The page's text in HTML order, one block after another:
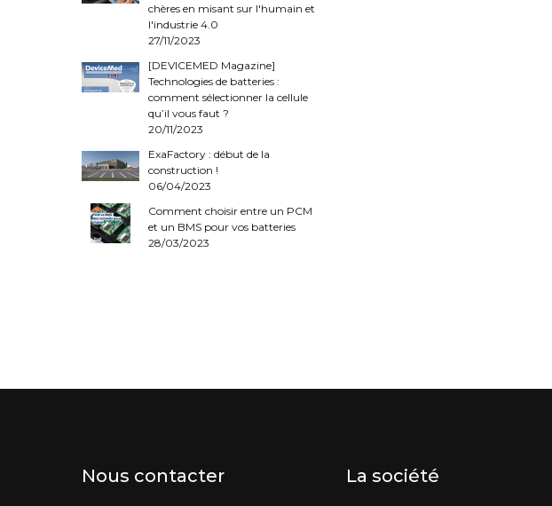
chères en misant sur l'humain et
l'industrie 4.0
27/11/2023
[DEVICEMED Magazine]
Technologies de batteries :
comment sélectionner la cellule
qu’il vous faut ?
20/11/2023
ExaFactory : début de la
construction !
06/04/2023
Comment choisir entre un PCM
et un BMS pour vos batteries
28/03/2023
Nous contacter La société